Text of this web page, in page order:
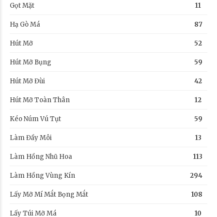
Gọt Mặt 11
Hạ Gò Má 87
Hút Mỡ 52
Hút Mỡ Bụng 59
Hút Mỡ Đùi 42
Hút Mỡ Toàn Thân 12
Kéo Núm Vú Tụt 59
Làm Đầy Môi 13
Làm Hồng Nhũ Hoa 113
Làm Hồng Vùng Kín 294
Lấy Mỡ Mí Mắt Bọng Mắt 108
Lấy Túi Mỡ Má 10